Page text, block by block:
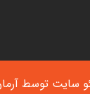
سایت توسط